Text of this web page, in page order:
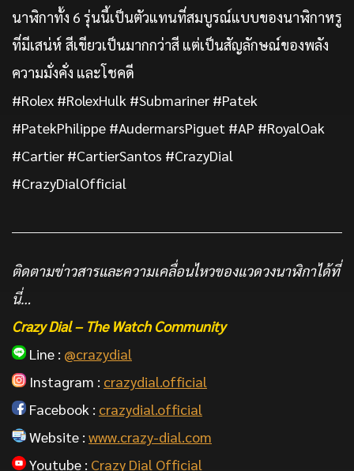
นาฬิกาทั้ง 6 รุ่นนี้เป็นตัวแทนที่สมบูรณ์แบบของนาฬิกาหรู
ที่มีเสน่ห์ สีเขียวเป็นมากกว่าสี แต่เป็นสัญลักษณ์ของพลัง
ความมั่งคั่ง และโชคดี
#Rolex #RolexHulk #Submariner #Patek
#PatekPhilippe #AudermarsPiguet #AP #RoyalOak
#Cartier #CartierSantos #CrazyDial
#CrazyDialOfficial
ติดตามข่าวสารและความเคลื่อนไหวของแวดวงนาฬิกาได้ที่
นี่…
Crazy Dial – The Watch Community
Line : @crazydial
Instagram : crazydial.official
Facebook : crazydial.official
Website : www.crazy-dial.com
Youtube : Crazy Dial Official